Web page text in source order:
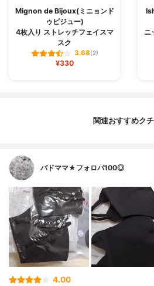
Mignon de Bijoux(ミニョンド
ゥビジュー)
4枚入り ストレッチフェイスマ
スク
3.68(2)
¥330
ニ
関連おすすめク
バドママ★フォロバ100◎
4.00